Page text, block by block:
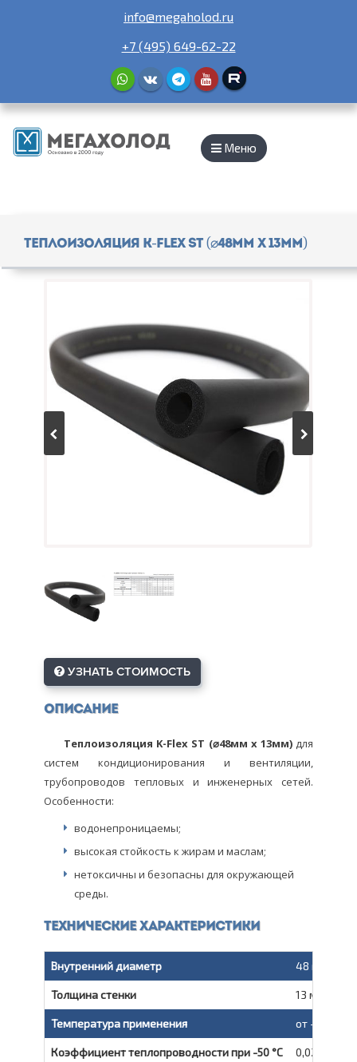
info@megaholod.ru
+7 (495) 649-62-22
Меню
Теплоизоляция K-Flex ST (⌀48мм x 13мм)
УЗНАТЬ СТОИМОСТЬ
Описание
Теплоизоляция K-Flex ST (⌀48мм x 13мм)для
систем кондиционирования и вентиляции,
трубопроводов тепловых и инженерных сетей.
Особенности:
водонепроницаемы;
высокая стойкость к жирам и маслам;
нетоксичны и безопасны для окружающей
среды.
Технические характеристики
Внутренний диаметр 48 мм
Толщина стенки 13 мм
Температура применения от -200 °C
Коэффициент теплопроводности при -50 °C 0,029 Вт/